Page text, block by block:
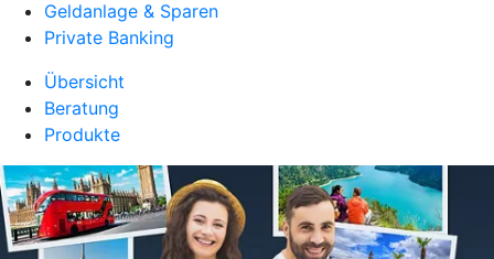
Geldanlage & Sparen
Private Banking
Übersicht
Beratung
Produkte